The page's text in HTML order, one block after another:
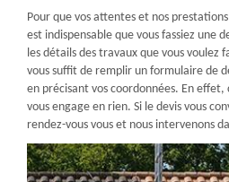
Pour que vos attentes et nos
est indispensable que vous fassiez une
les détails des travaux que vous voulez
vous suffit de remplir un formulaire de
en précisant vos coordonnées. En
vous engage en rien. Si le devis vous
rendez-vous vous et nous intervenons